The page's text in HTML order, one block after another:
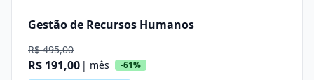
Gestão de Recursos Humanos
R$ 495,00
R$ 191,00 | mês -61%